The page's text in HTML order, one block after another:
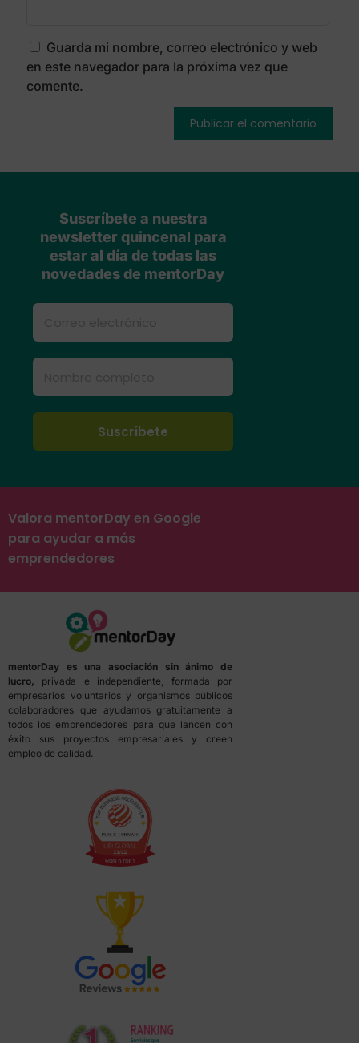
Guarda mi nombre, correo electrónico y web
en este navegador para la próxima vez que
comente.
Suscríbete a nuestra
newsletter quincenal para
estar al día de todas las
novedades de mentorDay
Valora mentorDay en Google
para ayudar a más
emprendedores
mentorDay es una asociación sin ánimo de
lucro, privada e independiente, formada por
empresarios voluntarios y organismos públicos
colaboradores que ayudamos gratuitamente a
todos los emprendedores para que lancen con
éxito sus proyectos empresariales y creen
empleo de calidad.